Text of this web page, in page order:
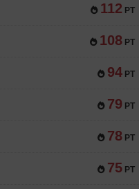
112 PT
108 PT
94 PT
79 PT
78 PT
75 PT